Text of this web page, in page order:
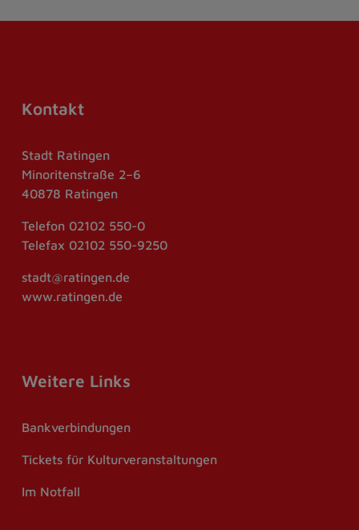
Kontakt
Stadt Ratingen
Minoritenstraße 2–6
40878 Ratingen
Telefon 02102 550-0
Telefax 02102 550-9250
stadt@ratingen.de
www.ratingen.de
Weitere Links
Bankverbindungen
Tickets für Kulturveranstaltungen
Im Notfall